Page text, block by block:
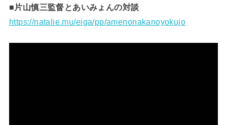
■片山慎三監督とあいみょんの対談
https://natalie.mu/eiga/pp/amenonakanoyokujo